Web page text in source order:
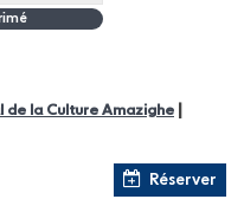
de la Culture Amazighe
Réserver